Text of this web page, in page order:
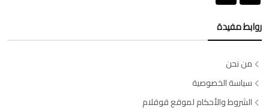
روابط مفيدة
من نحن
سياسة الخصوصية
الشروط والأحكام لموقع قوقلام